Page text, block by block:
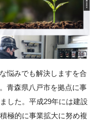
悩みでも解決しますを合
青森県八戸市を拠点に事
した。平成29年には建設
極的に事業拡大に努め複